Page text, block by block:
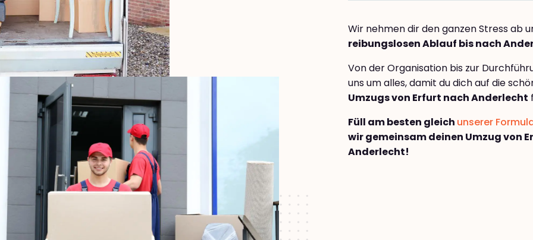
Wir nehmen dir den ganzen Stress ab
reibungslosen Ablauf bis nach
Von der Organisation bis zur
uns um alles, damit du dich auf die
Umzugs von Erfurt nach Anderlecht
Füll am besten gleich unserer
wir gemeinsam deinen Umzug von
Anderlecht!